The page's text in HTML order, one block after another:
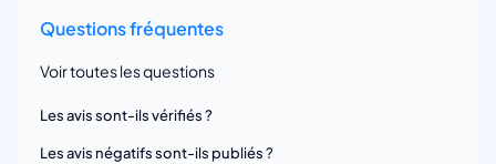
Questions fréquentes
Voir toutes les questions
Les avis sont-ils vérifiés ?
Les avis négatifs sont-ils publiés ?